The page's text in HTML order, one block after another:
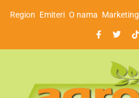
Region Emiteri O nama Marketing